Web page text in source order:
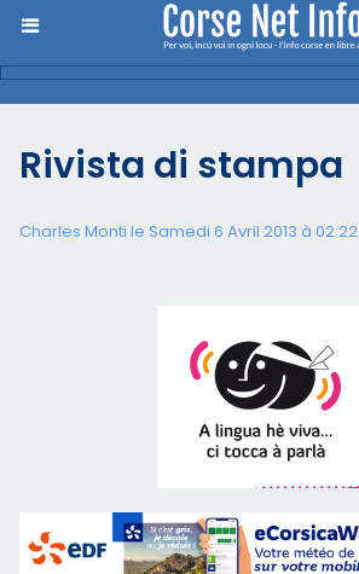
Rivista di stampa
Charles Monti le Samedi 6 Avril 2013 à 02:22